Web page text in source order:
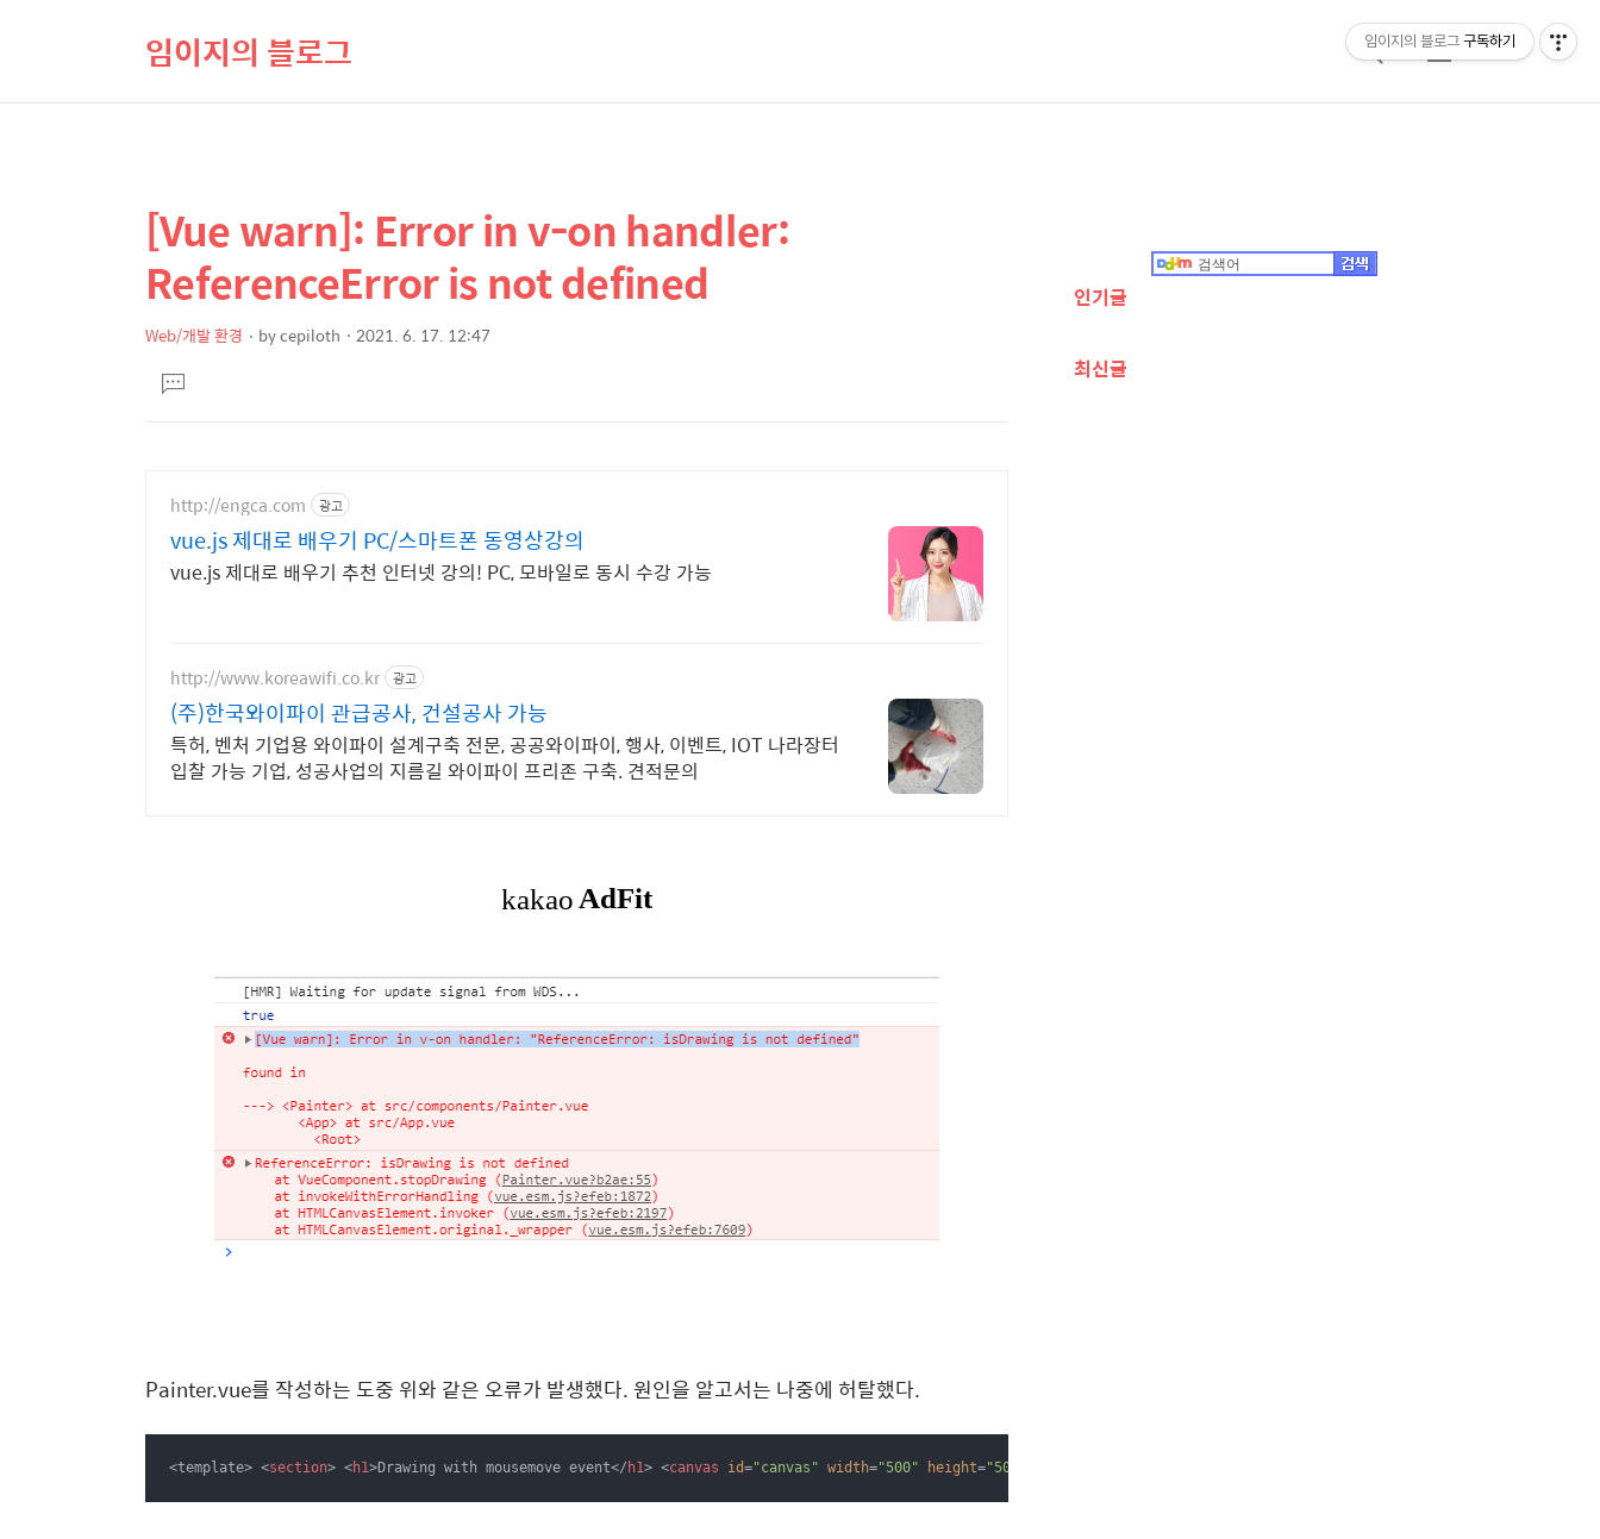
임이지의 블로그
검
메
상
세
컨
텐
본
문
제
[Vue warn]: Error in v-on handler:
ReferenceError is not defined
Web/개발 환경 bycepiloth 2021. 6. 17. 12:47
문댓
글
http://engca.com 광고
vue.js 제대로 배우기 PC/스마트폰 동영상강의
vue.js 제대로 배우기 추천 인터넷 강의! PC, 모바일로 동시 수강 가능
http://www.koreawifi.co.kr 광고
(주)한국와이파이 관급공사, 건설공사 가능
특허, 벤처 기업용 와이파이 설계구축 전문, 공공와이파이, 행사, 이벤트, IOT 나라장터
입찰 가능 기업, 성공사업의 지름길 와이파이 프리존 구축. 견적문의
Painter.vue를 작성하는 도중 위와 같은 오류가 발생했다. 원인을 알고서는 나중에 허탈했다.
<template> <section> <h1>Drawing with mousemove event</ h1> <canvas id="canvas" width="500" height="500"
정
인기글
최신글
임이지의 블로그 구독하기